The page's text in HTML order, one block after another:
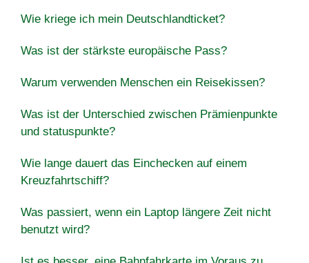
Wie kriege ich mein Deutschlandticket?
Was ist der stärkste europäische Pass?
Warum verwenden Menschen ein Reisekissen?
Was ist der Unterschied zwischen Prämienpunkte
und statuspunkte?
Wie lange dauert das Einchecken auf einem
Kreuzfahrtschiff?
Was passiert, wenn ein Laptop längere Zeit nicht
benutzt wird?